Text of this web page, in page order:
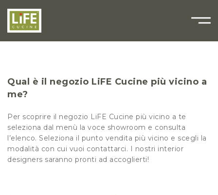
Qual è il negozio LiFE Cucine più vicino a
me?
Per scoprire il negozio LiFE Cucine più vicino a te
seleziona dal menù la voce showroom e consulta
l’elenco. Seleziona il punto vendita più vicino e scegli la
modalità con cui vuoi contattarci. I nostri interior
designers saranno pronti ad accoglierti!